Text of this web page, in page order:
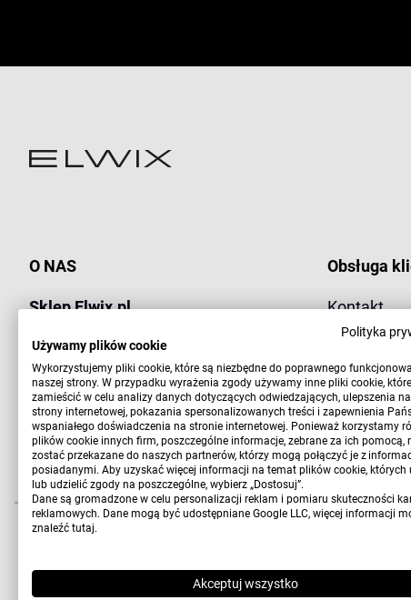
O NAS
Sklep Elwix.pl
Obsługa klienta:
Pn-Pt 9:00-15:00
tel. 603 883 878
sklep@elwix.pl
Obsługa
Kontakt
Zwrot i
Płatności
Copyright 2010-2026 Elwix.pl
Polityka
Używamy plików cookie
Wykorzystujemy pliki cookie, które są niezbędne do poprawnego
naszej strony. W przypadku wyrażenia zgody używamy inne pliki cookie,
zamieścić w celu analizy danych dotyczących odwiedzających, ulepszenia
strony internetowej, pokazania spersonalizowanych treści i zapewnienia
wspaniałego doświadczenia na stronie internetowej. Ponieważ korzystamy
plików cookie innych firm, poszczególne informacje, zebrane za ich pomocą,
zostać przekazane do naszych partnerów, którzy mogą połączyć je z
posiadanymi. Aby uzyskać więcej informacji na temat plików cookie, których
lub udzielić zgody na poszczególne, wybierz „Dostosuj”.
Dane są gromadzone w celu personalizacji reklam i pomiaru skuteczności
reklamowych. Dane mogą być udostępniane Google LLC, więcej informacji
znaleźć tutaj.
Akceptuj wszystko